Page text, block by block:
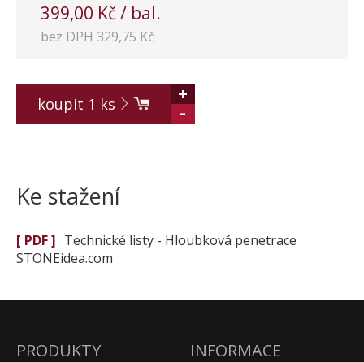
399,00 Kč / bal.
bez DPH 329,75 Kč
koupit 1 ks
+
-
Ke stažení
[ PDF ] Technické listy - Hloubková penetrace
STONEidea.com
PRODUKTY INFORMACE